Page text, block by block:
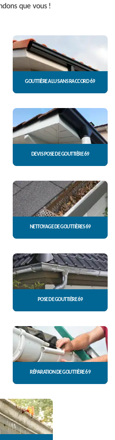
que vous !
GOUTTIÈRE ALU SANS RACCORD 69
DEVIS POSE DE GOUTTIÈRE 69
NETTOYAGE DE GOUTTIÈRES 69
POSE DE GOUTTIÈRE 69
RÉPARATION DE GOUTTIÈRE 69